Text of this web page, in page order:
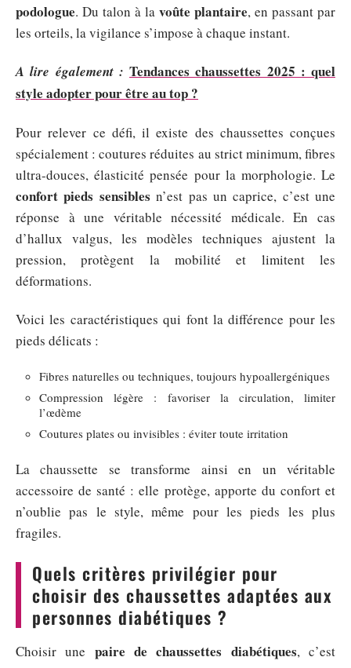
podologue. Du talon à la voûte plantaire, en passant par
les orteils, la vigilance s’impose à chaque instant.
A lire également : Tendances chaussettes 2025 : quel
style adopter pour être au top ?
Pour relever ce défi, il existe des chaussettes conçues
spécialement : coutures réduites au strict minimum, fibres
ultra-douces, élasticité pensée pour la morphologie. Le
confort pieds sensibles n’est pas un caprice, c’est une
réponse à une véritable nécessité médicale. En cas
d’hallux valgus, les modèles techniques ajustent la
pression, protègent la mobilité et limitent les
déformations.
Voici les caractéristiques qui font la différence pour les
pieds délicats :
Fibres naturelles ou techniques, toujours hypoallergéniques
Compression légère : favoriser la circulation, limiter
l’œdème
Coutures plates ou invisibles : éviter toute irritation
La chaussette se transforme ainsi en un véritable
accessoire de santé : elle protège, apporte du confort et
n’oublie pas le style, même pour les pieds les plus
fragiles.
Quels critères privilégier pour
choisir des chaussettes adaptées aux
personnes diabétiques ?
Choisir une paire de chaussettes diabétiques, c’est